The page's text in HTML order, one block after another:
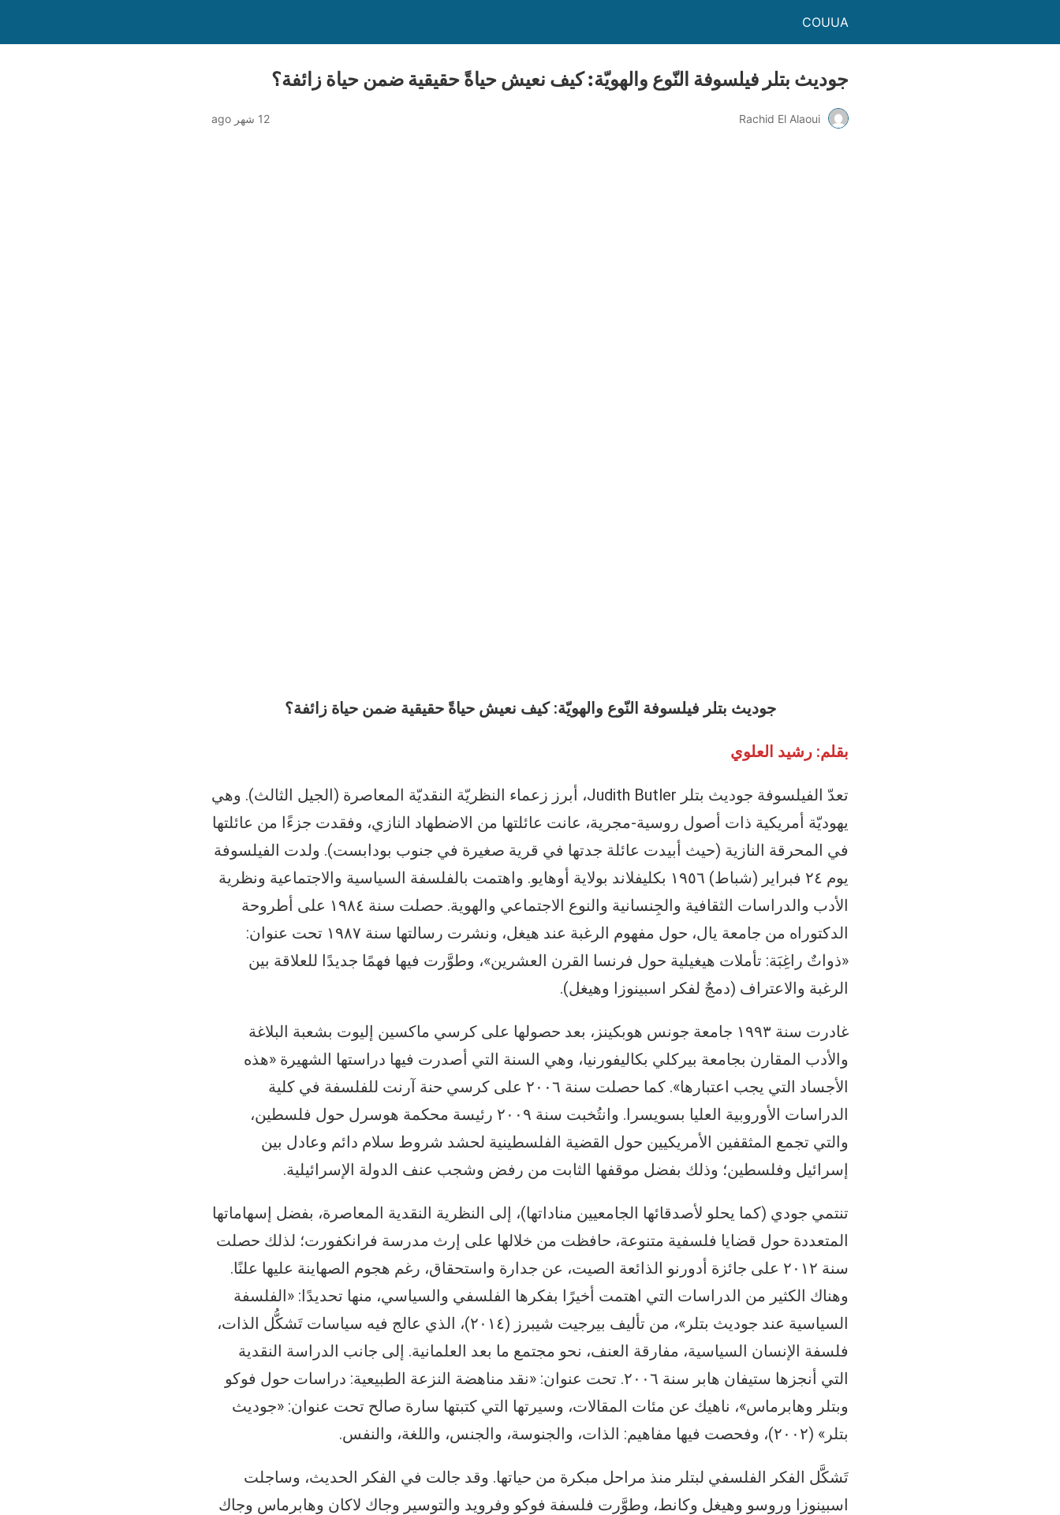
COUUA
جوديث بتلر فيلسوفة النّوع والهويّة: كيف نعيش حياةً حقيقية ضمن حياة زائفة؟
Rachid El Alaoui 12 شهر ago
جوديث بتلر فيلسوفة النّوع والهويّة: كيف نعيش حياةً حقيقية ضمن حياة زائفة؟
بقلم: رشيد العلوي
تعدّ الفيلسوفة جوديث بتلر Judith Butler، أبرز زعماء النظريّة النقديّة المعاصرة (الجيل الثالث). وهي
يهوديّة أمريكية ذات أصول روسية-مجرية، عانت عائلتها من الاضطهاد النازي، وفقدت جزءًا من عائلتها
في المحرقة النازية (حيث أبيدت عائلة جدتها في قرية صغيرة في جنوب بودابست). ولدت الفيلسوفة
يوم ٢٤ فبراير (شباط) ١٩٥٦ بكليفلاند بولاية أوهايو. واهتمت بالفلسفة السياسية والاجتماعية ونظرية
الأدب والدراسات الثقافية والجِنسانية والنوع الاجتماعي والهوية. حصلت سنة ١٩٨٤ على أطروحة
الدكتوراه من جامعة يال، حول مفهوم الرغبة عند هيغل، ونشرت رسالتها سنة ١٩٨٧ تحت عنوان:
«ذواتٌ راغِبَة: تأملات هيغيلية حول فرنسا القرن العشرين»، وطوَّرت فيها فهمًا جديدًا للعلاقة بين
الرغبة والاعتراف (دمجٌ لفكر اسبينوزا وهيغل).
غادرت سنة ١٩٩٣ جامعة جونس هوبكينز، بعد حصولها على كرسي ماكسين إليوت بشعبة البلاغة
والأدب المقارن بجامعة بيركلي بكاليفورنيا، وهي السنة التي أصدرت فيها دراستها الشهيرة «هذه
الأجساد التي يجب اعتبارها». كما حصلت سنة ٢٠٠٦ على كرسي حنة آرنت للفلسفة في كلية
الدراسات الأوروبية العليا بسويسرا. وانتُخبت سنة ٢٠٠٩ رئيسة محكمة هوسرل حول فلسطين،
والتي تجمع المثقفين الأمريكيين حول القضية الفلسطينية لحشد شروط سلام دائم وعادل بين
إسرائيل وفلسطين؛ وذلك بفضل موقفها الثابت من رفض وشجب عنف الدولة الإسرائيلية.
تنتمي جودي (كما يحلو لأصدقائها الجامعيين مناداتها)، إلى النظرية النقدية المعاصرة، بفضل إسهاماتها
المتعددة حول قضايا فلسفية متنوعة، حافظت من خلالها على إرث مدرسة فرانكفورت؛ لذلك حصلت
سنة ٢٠١٢ على جائزة أدورنو الذائعة الصيت، عن جدارة واستحقاق، رغم هجوم الصهاينة عليها علنًا.
وهناك الكثير من الدراسات التي اهتمت أخيرًا بفكرها الفلسفي والسياسي، منها تحديدًا: «الفلسفة
السياسية عند جوديث بتلر»، من تأليف بيرجيت شيبرز (٢٠١٤)، الذي عالج فيه سياسات تَشكُّل الذات،
فلسفة الإنسان السياسية، مفارقة العنف، نحو مجتمع ما بعد العلمانية. إلى جانب الدراسة النقدية
التي أنجزها ستيفان هابر سنة ٢٠٠٦. تحت عنوان: «نقد مناهضة النزعة الطبيعية: دراسات حول فوكو
وبتلر وهابرماس»، ناهيك عن مئات المقالات، وسيرتها التي كتبتها سارة صالح تحت عنوان: «جوديث
بتلر» (٢٠٠٢)، وفحصت فيها مفاهيم: الذات، والجنوسة، والجنس، واللغة، والنفس.
تَشكَّل الفكر الفلسفي لبتلر منذ مراحل مبكرة من حياتها. وقد جالت في الفكر الحديث، وساجلت
اسبينوزا وروسو وهيغل وكانط، وطوَّرت فلسفة فوكو وفرويد والتوسير وجاك لاكان وهابرماس وجاك